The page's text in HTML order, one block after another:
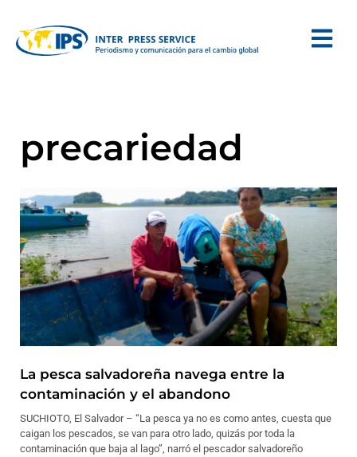
precariedad
La pesca salvadoreña navega entre la
contaminación y el abandono
SUCHIOTO, El Salvador – “La pesca ya no es como antes, cuesta que
caigan los pescados, se van para otro lado, quizás por toda la
contaminación que baja al lago”, narró el pescador salvadoreño